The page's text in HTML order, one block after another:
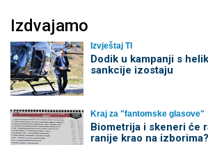
Izdvajamo
Izvještaj TI
Dodik u kampanji s
sankcije izostaju
Kraj za "fantomske glasove"
Biometrija i skeneri će
ranije krao na izborima?